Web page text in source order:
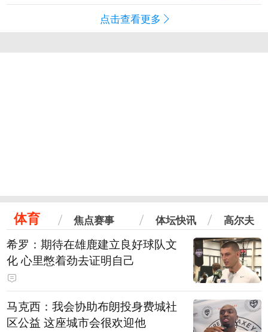
点击查看更多
体育 焦点赛事 体坛快讯 高尔夫
希罗：期待在雄鹿建立良好球队文
化 心里憋着劲去证明自己
马克西：我会协助布朗投身费城社
区公益 这座城市会很欢迎他